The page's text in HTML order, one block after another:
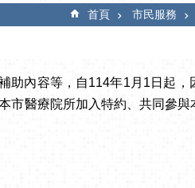
首頁 市民服務
助內容等，自114年1月1日起，
市醫療院所加入特約、共同參